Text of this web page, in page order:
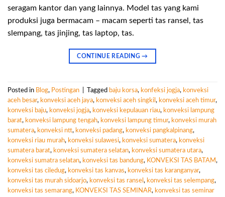
seragam kantor dan yang lainnya. Model tas yang kami
produksi juga bermacam – macam seperti tas ransel, tas
slempang, tas jinjing, tas laptop, tas.
CONTINUE READING→
Posted in Blog, Postingan Tagged baju korsa, konfeksi jogja, konveksi
aceh besar, konveksi aceh jaya, konveksi aceh singkil , konveksi aceh timur,
konveksi baju, konveksi jogja, konveksi kepulauan riau, konveksi lampung
barat, konveksi lampung tengah, konveksi lampung timur, konveksi murah
sumatera, konveksi ntt, konveksi padang, konveksi pangkalpinang,
konveksi riau murah, konveksi sulawesi, konveksi sumatera, konveksi
sumatera barat, konveksi sumatera selatan, konveksi sumatera utara,
konveksi sumatra selatan, konveksi tas bandung, KONVEKSI TAS BATAM,
konveksi tas ciledug, konveksi tas kanvas, konveksi tas karanganyar,
konveksi tas murah sidoarjo, konveksi tas ransel , konveksi tas selempang,
konveksi tas semarang, KONVEKSI TAS SEMINAR, konveksi tas seminar